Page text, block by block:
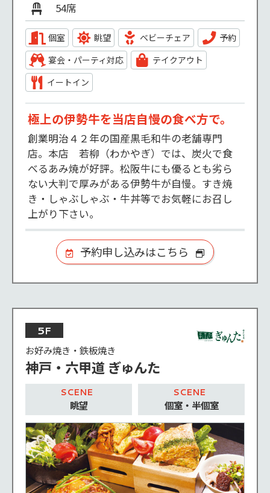
54席
個室 眺望 ベビーチェア
予約
宴会・パーティ対応
テイクアウト
イートイン
極上の伊勢牛を当店自慢の食べ方で。
創業明治４２年の国産黒毛和牛の老舗専門
店。本店　若柳（わかやぎ）では、炭火で食
べるあみ焼が好評。松阪牛にも優るとも劣ら
ない大判で厚みがある伊勢牛が自慢。すき焼
き・しゃぶしゃぶ・牛丼等でお気軽にお召し
上がり下さい。
予約申し込みはこちら
5F
お好み焼き・鉄板焼き
神戸・六甲道 ぎゅんた
眺望 個室・半個室